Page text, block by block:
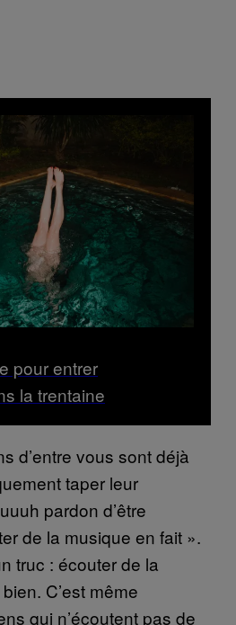
pour entrer
la trentaine
d’entre vous sont déjà
taper leur
pardon d’être
de la musique en fait ».
truc : écouter de la
C’est même
qui n’écoutent pas de